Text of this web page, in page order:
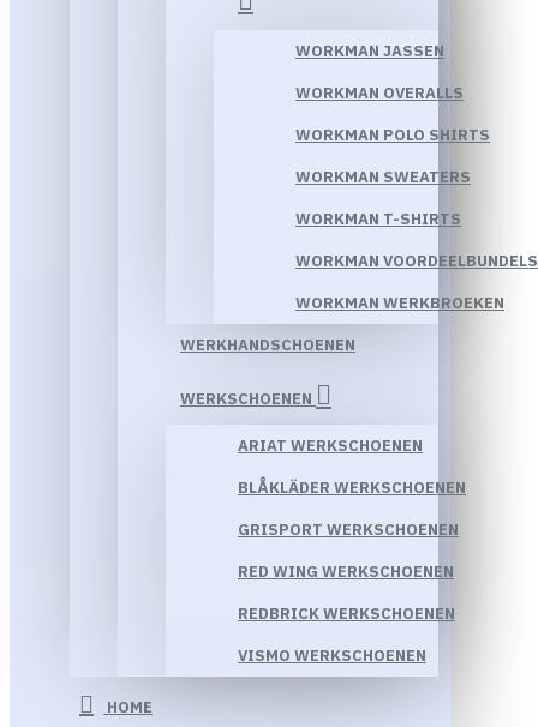
WORKMAN JASSEN
WORKMAN OVERALLS
WORKMAN POLO SHIRTS
WORKMAN SWEATERS
WORKMAN T-SHIRTS
WORKMAN VOORDEELBUNDELS
WORKMAN WERKBROEKEN
WERKHANDSCHOENEN
WERKSCHOENEN
ARIAT WERKSCHOENEN
BLÅKLÄDER WERKSCHOENEN
GRISPORT WERKSCHOENEN
RED WING WERKSCHOENEN
REDBRICK WERKSCHOENEN
VISMO WERKSCHOENEN
HOME